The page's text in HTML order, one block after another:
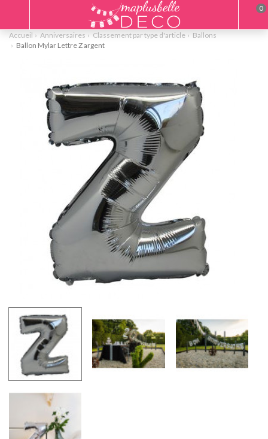
Accueil Anniversaires Classement par type d'article
Ballons
Ballon Mylar Lettre Z argent
0